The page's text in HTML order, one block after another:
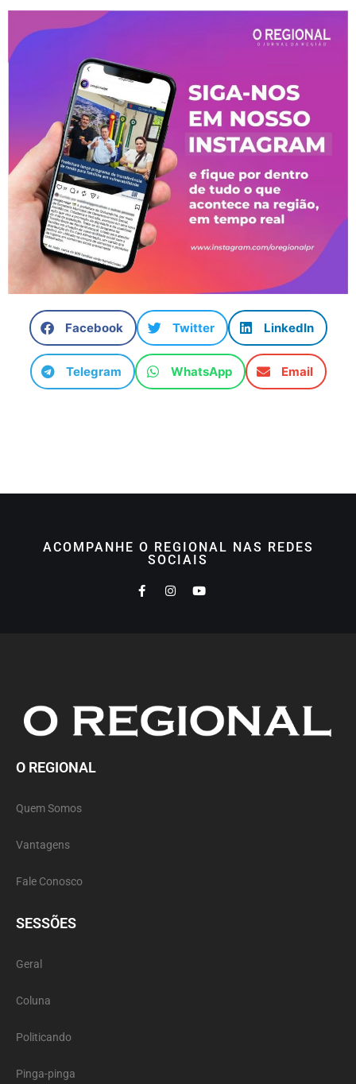
Facebook Twitter LinkedIn
Telegram WhatsApp Email
ACOMPANHE O REGIONAL NAS REDES
SOCIAIS
O REGIONAL
Quem Somos
Vantagens
Fale Conosco
SESSÕES
Geral
Coluna
Politicando
Pinga-pinga